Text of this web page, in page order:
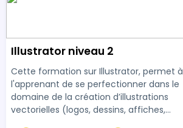
Illustrator niveau 2
Cette formation sur Illustrator, permet à
l'apprenant de se perfectionner dans le
domaine de la création d’illustrations
vectorielles (logos, dessins, affiches,